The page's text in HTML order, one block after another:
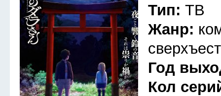
Тип: ТВ
Жанр:
Год
Кол